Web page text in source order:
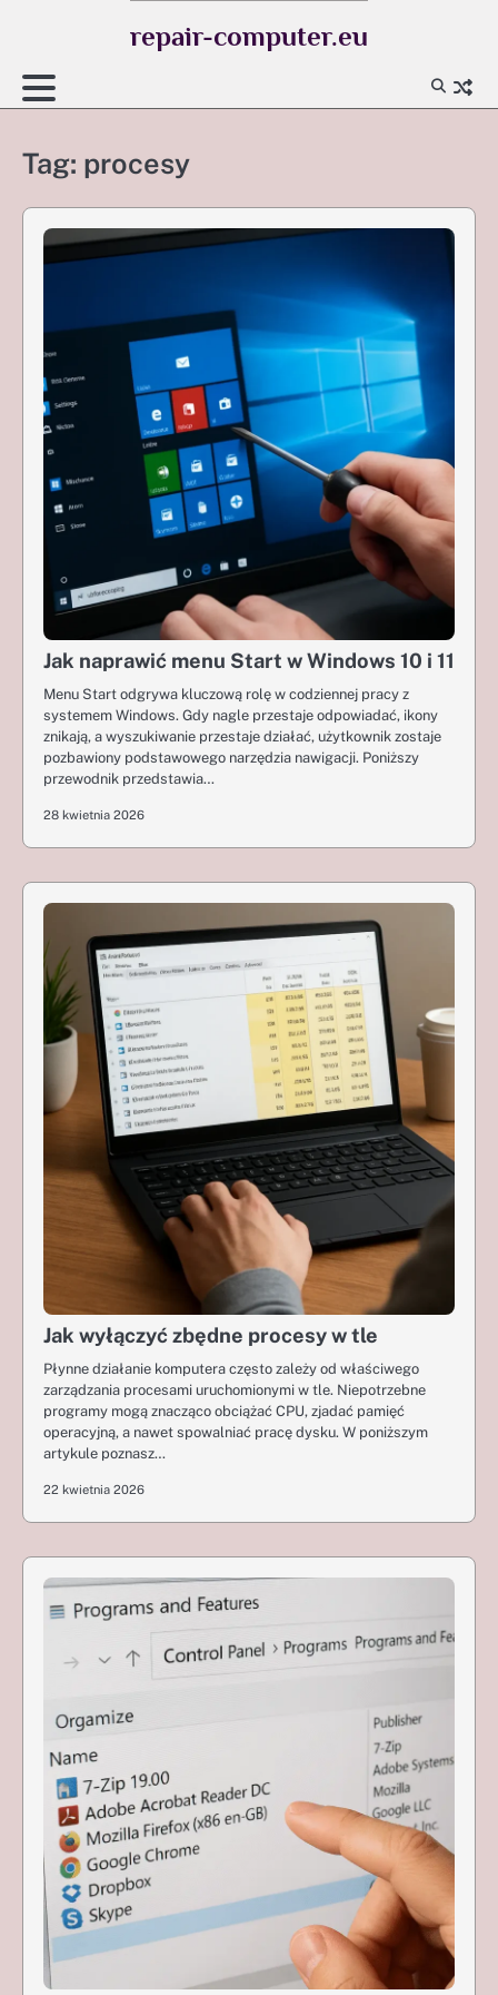
repair-computer.eu
Tag: procesy
Jak naprawić menu Start w Windows 10 i 11
Menu Start odgrywa kluczową rolę w codziennej pracy z
systemem Windows. Gdy nagle przestaje odpowiadać, ikony
znikają, a wyszukiwanie przestaje działać, użytkownik zostaje
pozbawiony podstawowego narzędzia nawigacji. Poniższy
przewodnik przedstawia…
28 kwietnia 2026
Jak wyłączyć zbędne procesy w tle
Płynne działanie komputera często zależy od właściwego
zarządzania procesami uruchomionymi w tle. Niepotrzebne
programy mogą znacząco obciążać CPU, zjadać pamięć
operacyjną, a nawet spowalniać pracę dysku. W poniższym
artykule poznasz…
22 kwietnia 2026